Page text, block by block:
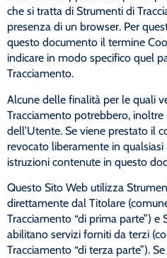
che si tratta di Strumenti di
presenza di un browser. Per
questo documento il termine
indicare in modo specifico quel
Tracciamento.
Alcune delle finalità per le quali
Tracciamento potrebbero, inoltre
dell’Utente. Se viene prestato il
revocato liberamente in
istruzioni contenute in questo
Questo Sito Web utilizza
direttamente dal Titolare
Tracciamento “di prima parte”)
abilitano servizi forniti da terzi
Tracciamento “di terza parte”).